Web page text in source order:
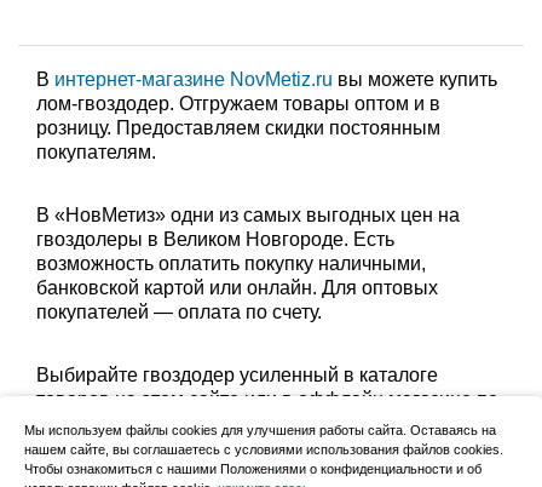
В интернет-магазине NovMetiz.ru вы можете купить
лом-гвоздодер. Отгружаем товары оптом и в
розницу. Предоставляем скидки постоянным
покупателям.
В «НовМетиз» одни из самых выгодных цен на
гвоздолеры в Великом Новгороде. Есть
возможность оплатить покупку наличными,
банковской картой или онлайн. Для оптовых
покупателей — оплата по счету.
Выбирайте гвоздодер усиленный в каталоге
товаров на этом сайте или в оффлайн магазине по
адресу: Великий Новгород, Сырковское шоссе, 8а
(по будням с 9:00 до 17:00, в субботу с 9:00 до
13:00). Забрать заказ можно лично в пункте выдачи
Мы используем файлы cookies для улучшения работы сайта. Оставаясь на
нашем сайте, вы соглашаетесь с условиями использования файлов cookies.
Чтобы ознакомиться с нашими Положениями о конфиденциальности и об